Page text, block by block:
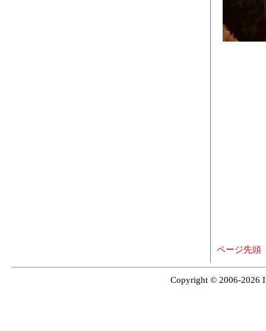
ページ先頭
Copyright © 2006-2026